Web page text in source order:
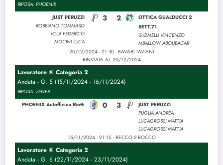
RIPOSA: PHOENIX
JUST PERUZZI
ROBBIANO TOMMASO
VILLA FEDERICO
MOCINI LUCA
3 2
OTTICA GUALDUCCI 2
SETT.71
GIOMELLI VINCENZO
MBALLOW ABOUBACAR
20/12/2024 - 21:30 - BAVARI TAVIANI
RINVIATA AL 20/12/2024
Lavoratore ® Categoria 2
Andata - G. 5 (15/11/2024 - 16/11/2024)
RIPOSA: ZENER
PHOENIX Autofficina Riotti
0 3
JUST PERUZZI
PUGLIA ANDREA
LUCAGROSSI MATTIA
LUCAGROSSI MATTIA
15/11/2024 - 21:15 - RECCO S.ROCCO
Lavoratore ® Categoria 2
Andata - G. 6 (22/11/2024 - 23/11/2024)